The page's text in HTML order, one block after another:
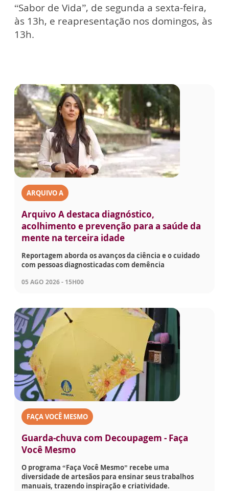
“Sabor de Vida”, de segunda a sexta-feira,
às 13h, e reapresentação nos domingos, às
13h.
ARQUIVO A
Arquivo A destaca diagnóstico,
acolhimento e prevenção para a saúde da
mente na terceira idade
Reportagem aborda os avanços da ciência e o cuidado
com pessoas diagnosticadas com demência
05 AGO 2026 - 15H00
FAÇA VOCÊ MESMO
Guarda-chuva com Decoupagem - Faça
Você Mesmo
O programa “Faça Você Mesmo” recebe uma
diversidade de artesãos para ensinar seus trabalhos
manuais, trazendo inspiração e criatividade.